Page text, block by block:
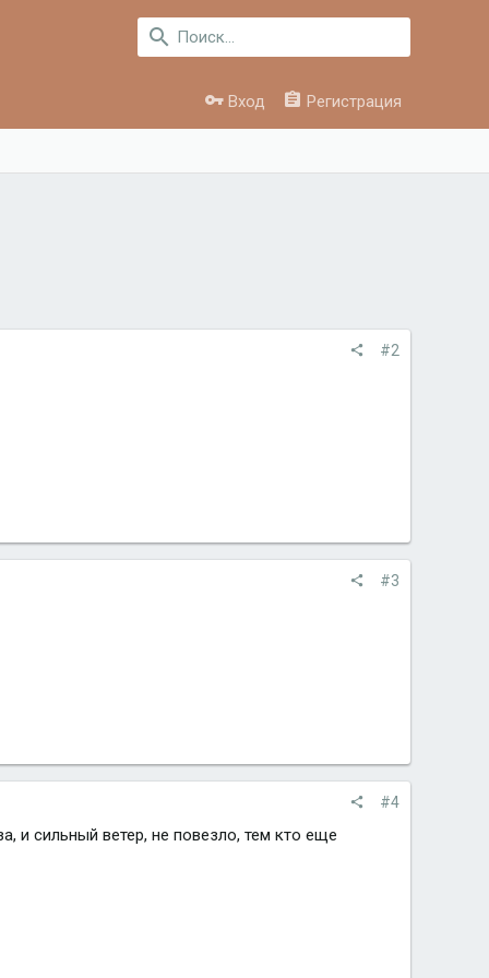
Вход Регистрация
#2
#3
#4
и сильный ветер, не повезло, тем кто еще